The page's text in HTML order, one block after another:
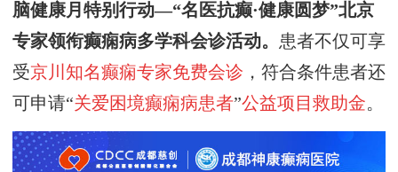
脑健康月 特别行动—“名医抗癫·健康圆梦”北京
专家领衔癫痫病多学科会诊活动。 患者不仅可享
受京川知名癫痫专家免费会诊 ，符合条件患者还
可申请“关爱困境癫痫病患者”公益项目救助金。